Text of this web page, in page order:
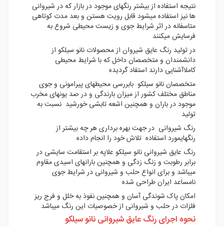
نتیجه استفاده از بیشتر رنگهای موجود در بازار که در شیروانی
ها نیز استفاده میشود قابل رویت هستن و بعد مدت کوتاهی
متاسفانه در اثر شرایط جوی و زیست محیطی شروع به
فرسایش میکنند
در تولید رنگ عایق شیروان از محصولات نانو سیلکو از
دانشمندان و متخصصان داخل که با شرایط محیطی
کاملاآشنایی دارند استفاد گردیده
متخصصان نانو سیلکو بابررسی محیطهای پیرامونی و جوی
مناطق مختلف کشور از میزان بارندگی و در صد یونهای مخرب
موجود در باران و همچنین اشعه تابشی خورشید نسبت به
تولید
رنگ شیروانی در جهت بهره برداری هر چه بیشتر از
رنگهایمورد استفاده تلاش خود را انجام داده
رنگ عایق شیروانی نانو سیلکو علاپه بر استقامت سایشی در
برابر رطوبت و زنگ زدگی و همچنین بارانهای اسیدی مقاوم
میباشد و برای انواع حلب و شیروانی در شرایط جوی
نامساعد ایران طراحی شده
امکان پاک شوندگی آسان و همچنین نفوذ به خلل و فرج ریز
فلزات در حلب و شیروانی از خصوصیات این رنگ میباشد
نحوه اجرای رنگ عایق شیروانی نانو سیلکو